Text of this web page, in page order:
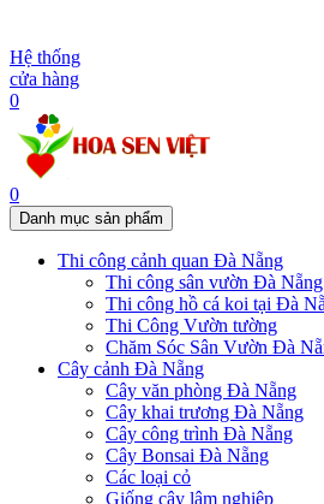
Hệ thống
cửa hàng
0
0
Danh mục sản phẩm
Thi công cảnh quan Đà Nẵng
Thi công sân vườn Đà Nẵng
Thi công hồ cá koi tại Đà
Thi Công Vườn tường
Chăm Sóc Sân Vườn Đà
Cây cảnh Đà Nẵng
Cây văn phòng Đà Nẵng
Cây khai trương Đà Nẵng
Cây công trình Đà Nẵng
Cây Bonsai Đà Nẵng
Các loại cỏ
Giống cây lâm nghiệp